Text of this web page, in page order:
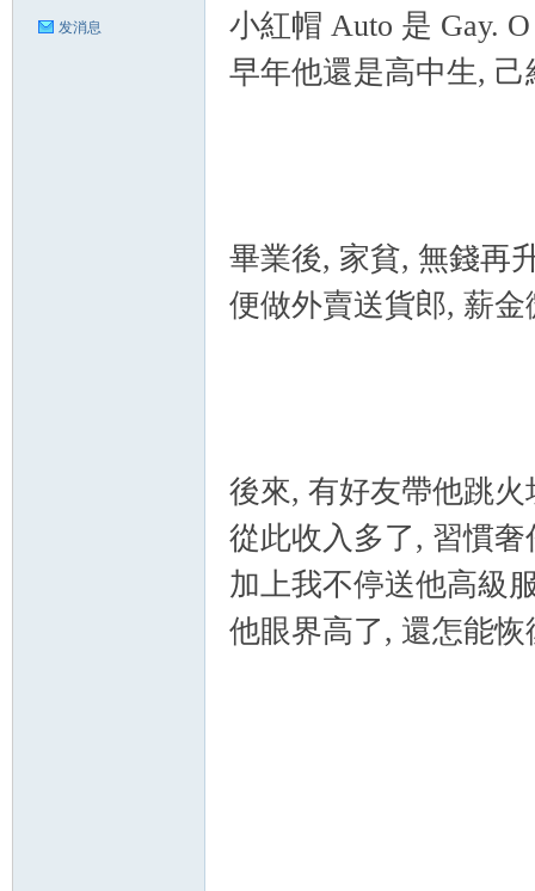
发消息
小紅帽 Auto 是 Gay.
早年他還是高中生, 己
畢業後, 家貧, 無錢再
便做外賣送貨郎, 薪金
後來, 有好友帶他跳火
從此收入多了, 習慣
加上我不停送他高級
他眼界高了, 還怎能恢